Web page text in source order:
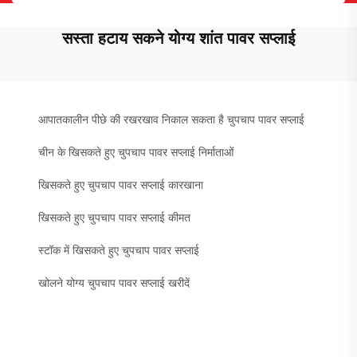
सस्ता हटाय सकने योग्य शांत पावर सप्लाई
आपातकालीन पीछे की रखरखाव निकाल सकता है चुपचाप पावर सप्लाई
चीन के खिसकते हुए चुपचाप पावर सप्लाई निर्माताओं
खिसकते हुए चुपचाप पावर सप्लाई कारखाना
खिसकते हुए चुपचाप पावर सप्लाई कीमत
स्टॉक में खिसकते हुए चुपचाप पावर सप्लाई
खोलने योग्य चुपचाप पावर सप्लाई खरीदें